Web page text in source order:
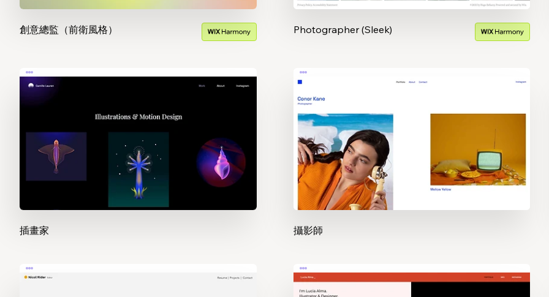
創意總監（前衛風格） Photographer (Sleek)
插畫家 攝影師